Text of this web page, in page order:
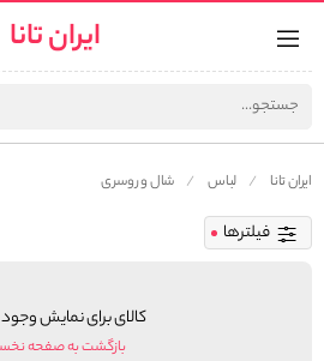
ایران تانا
ایران تانا لباس شال و روسری
فیلترها
کالای برای نمایش وجود
بازگشت به صفحه